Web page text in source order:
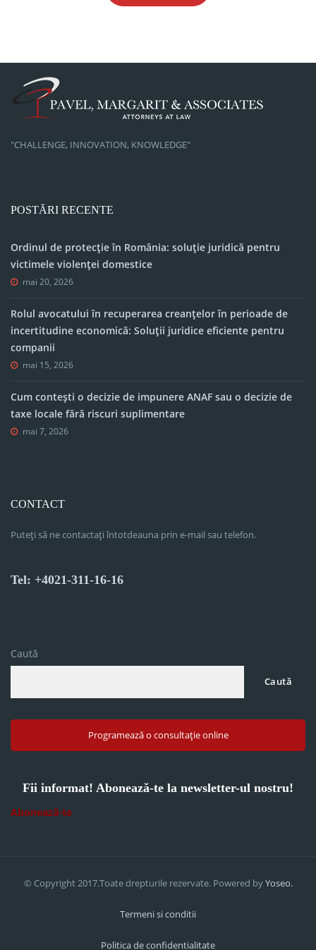
"CHALLENGE, INNOVATION, KNOWLEDGE"
POSTĂRI RECENTE
Ordinul de protecție în România: soluție juridică pentru
victimele violenței domestice
mai 20, 2026
Rolul avocatului în recuperarea creanțelor în perioade de
incertitudine economică: Soluții juridice eficiente pentru
companii
mai 15, 2026
Cum contești o decizie de impunere ANAF sau o decizie de
taxe locale fără riscuri suplimentare
mai 7, 2026
CONTACT
Puteți să ne contactați întotdeauna prin e-mail sau telefon.
Tel: +4021-311-16-16
Caută
Caută
Programează o consultație online
Fii informat! Abonează-te la newsletter-ul nostru!
Abonează-te
© Copyright 2017.Toate drepturile rezervate. Powered byYoseo.
Termeni si conditii
Politica de confidentialitate